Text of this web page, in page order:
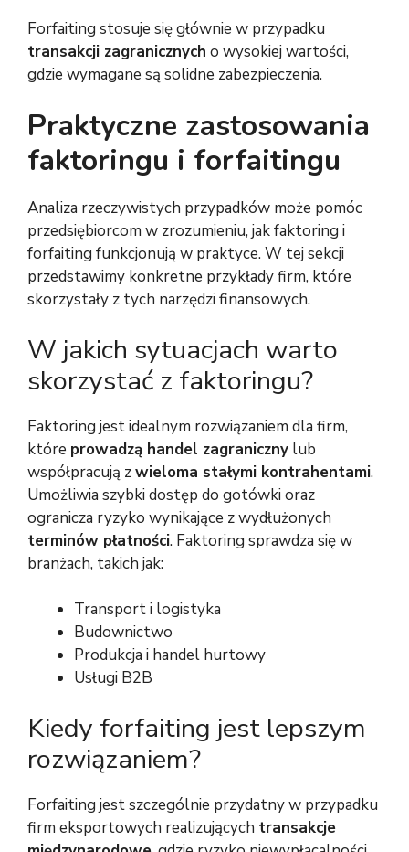
Forfaiting stosuje się głównie w przypadku
transakcji zagranicznych o wysokiej wartości,
gdzie wymagane są solidne zabezpieczenia.
Praktyczne zastosowania
faktoringu i forfaitingu
Analiza rzeczywistych przypadków może pomóc
przedsiębiorcom w zrozumieniu, jak faktoring i
forfaiting funkcjonują w praktyce. W tej sekcji
przedstawimy konkretne przykłady firm, które
skorzystały z tych narzędzi finansowych.
W jakich sytuacjach warto
skorzystać z faktoringu?
Faktoring jest idealnym rozwiązaniem dla firm,
które prowadzą handel zagraniczny lub
współpracują zwieloma stałymi kontrahentami.
Umożliwia szybki dostęp do gotówki oraz
ogranicza ryzyko wynikające z wydłużonych
terminów płatności. Faktoring sprawdza się w
branżach, takich jak:
Transport i logistyka
Budownictwo
Produkcja i handel hurtowy
Usługi B2B
Kiedy forfaiting jest lepszym
rozwiązaniem?
Forfaiting jest szczególnie przydatny w przypadku
firm eksportowych realizujących transakcje